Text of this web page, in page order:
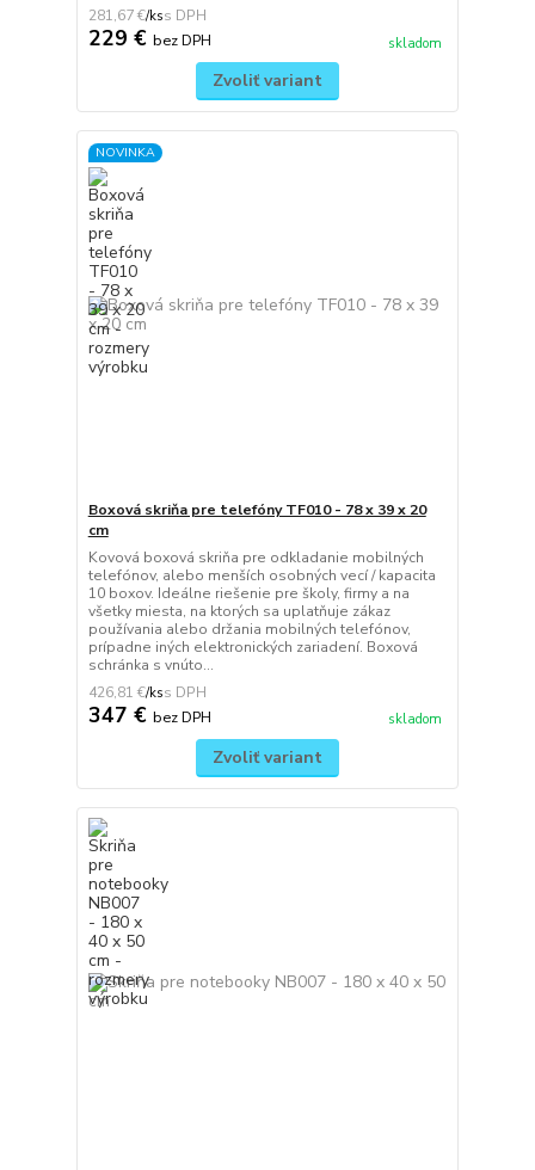
281,67 €/ks
229 € bez DPH skladom
Zvoliť variant
NOVINKA
Boxová skriňa pre telefóny TF010 - 78 x 39 x 20
cm
Kovová boxová skriňa pre odkladanie mobilných
telefónov, alebo menších osobných vecí / kapacita
10 boxov. Ideálne riešenie pre školy, firmy a na
všetky miesta, na ktorých sa uplatňuje zákaz
používania alebo držania mobilných telefónov,
prípadne iných elektronických zariadení. Boxová
schránka s vnúto...
426,81 €/ks
347 € bez DPH skladom
Zvoliť variant